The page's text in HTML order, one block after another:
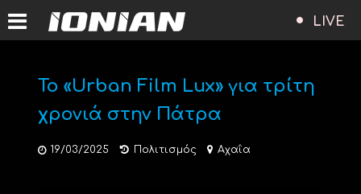
LIVE
Το «Urban Film Lux» για τρίτη
χρονιά στην Πάτρα
19/03/2025 Πολιτισμός Αχαΐα